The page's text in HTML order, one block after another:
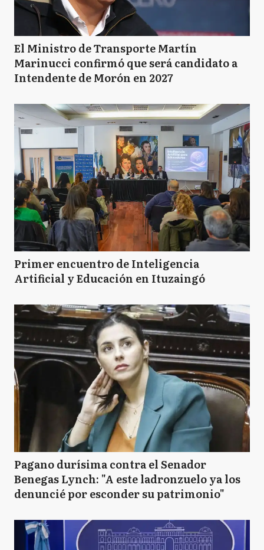
El Ministro de Transporte Martín
Marinucci confirmó que será candidato a
Intendente de Morón en 2027
Primer encuentro de Inteligencia
Artificial y Educación en Ituzaingó
Pagano durísima contra el Senador
Benegas Lynch: "A este ladronzuelo ya los
denuncié por esconder su patrimonio"